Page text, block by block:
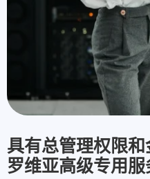
具有总管理权限
罗维亚高级专用